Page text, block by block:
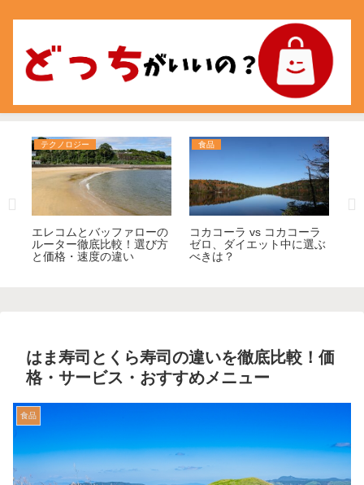
テクノロジー
エレコムとバッファローの
ルーター徹底比較！選び方
と価格・速度の違い
食品
コカコーラ vs コカコーラ
ゼロ、ダイエット中に選ぶ
べきは？
はま寿司とくら寿司の違いを徹底比較！価
格・サービス・おすすめメニュー
食品